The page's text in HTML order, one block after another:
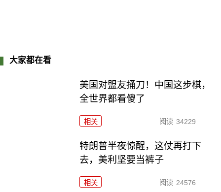
大家都在看
美国对盟友捅刀！中国这步棋，
全世界都看傻了
相关 阅读 34229
特朗普半夜惊醒，这仗再打下
去，美利坚要当裤子
相关 阅读 24576